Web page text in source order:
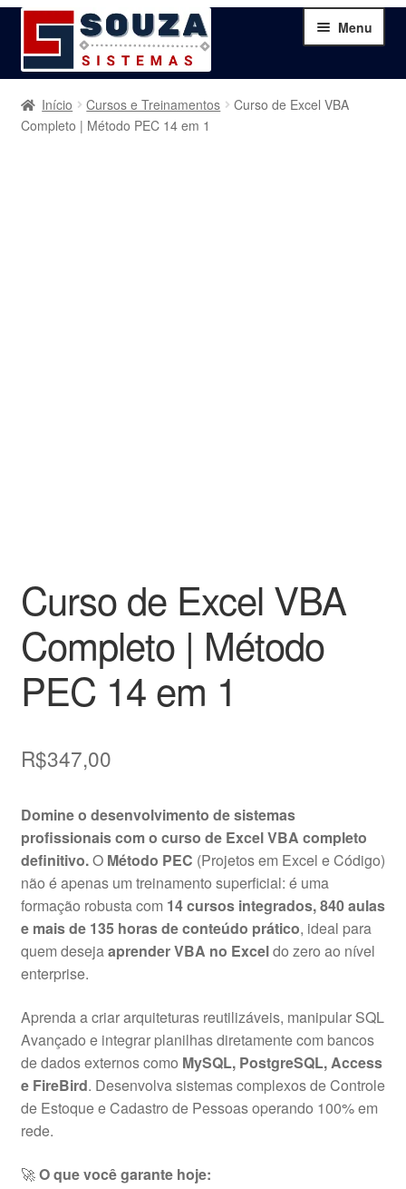
Pular
para
navegação
Pular
para
o
conteúdo
Menu
Home
Início Cursos e Treinamentos
Curso de Excel VBA
Completo | Método PEC 14 em 1
Curso de Excel VBA
Completo | Método
PEC 14 em 1
R$347,00
Domine o desenvolvimento de sistemas
profissionais com o curso de Excel VBA completo
definitivo.O Método PEC (Projetos em Excel e Código)
não é apenas um treinamento superficial: é uma
formação robusta com 14 cursos integrados, 840 aulas
e mais de 135 horas de conteúdo prático, ideal para
quem desejaaprender VBA no Exceldo zero ao nível
enterprise.
Aprenda a criar arquiteturas reutilizáveis, manipular SQL
Avançado e integrar planilhas diretamente com bancos
de dados externos como MySQL, PostgreSQL, Access
e FireBird. Desenvolva sistemas complexos de Controle
de Estoque e Cadastro de Pessoas operando 100% em
rede.
🚀O que você garante hoje: